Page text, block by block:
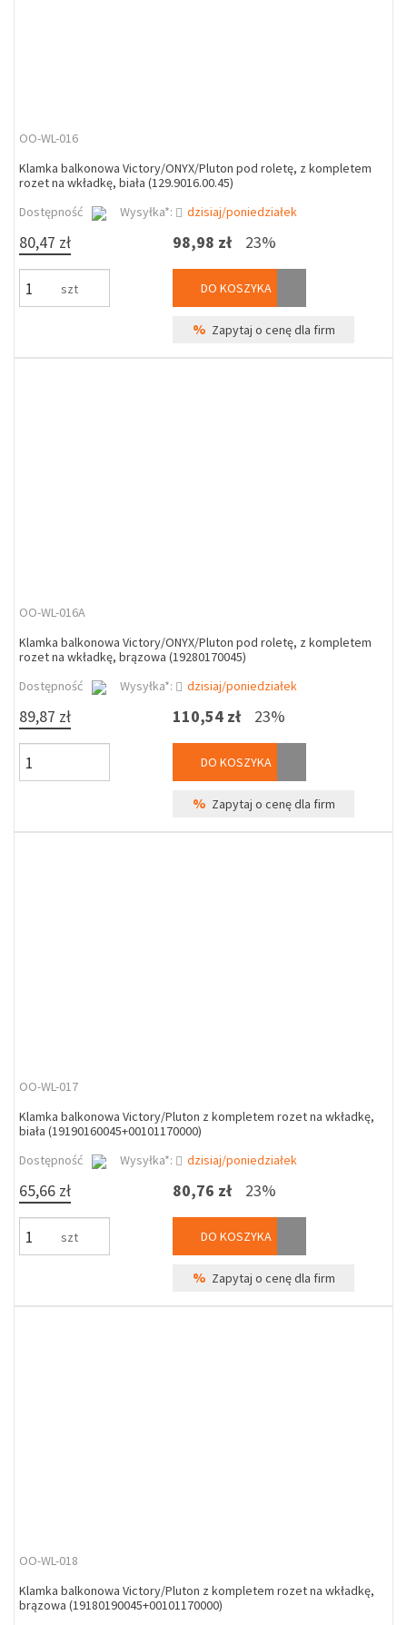
OO-WL-016
Klamka balkonowa Victory/ONYX/Pluton pod roletę, z kompletem
rozet na wkładkę, biała (129.9016.00.45)
Dostępność
Wysyłka*: dzisiaj/poniedziałek
80,47 zł
szt
98,98 zł 23%
DO KOSZYKA
% Zapytaj o cenę dla firm
OO-WL-016A
Klamka balkonowa Victory/ONYX/Pluton pod roletę, z kompletem
rozet na wkładkę, brązowa (19280170045)
Dostępność
Wysyłka*: dzisiaj/poniedziałek
89,87 zł 110,54 zł 23%
DO KOSZYKA
% Zapytaj o cenę dla firm
OO-WL-017
Klamka balkonowa Victory/Pluton z kompletem rozet na wkładkę,
biała (19190160045+00101170000)
Dostępność
Wysyłka*: dzisiaj/poniedziałek
65,66 zł
szt
80,76 zł 23%
DO KOSZYKA
% Zapytaj o cenę dla firm
OO-WL-018
Klamka balkonowa Victory/Pluton z kompletem rozet na wkładkę,
brązowa (19180190045+00101170000)